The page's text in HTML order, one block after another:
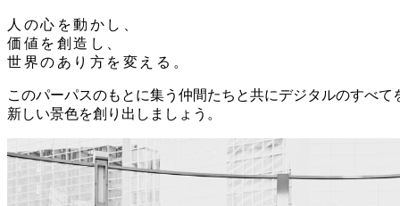
人の心を動かし、
価値を創造し、
世界のあり方を変える。
このパーパスのもとに集う仲間たちと共にデジタルのすべて
新しい景色を創り出しましょう。